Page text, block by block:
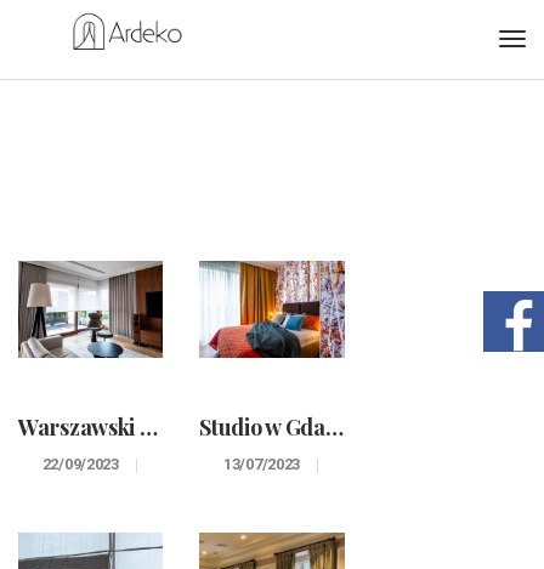
Warszawski apartament.
22/09/2023
Studio w Gdańsku.
13/07/2023